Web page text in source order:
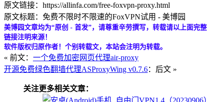
原文链接：https://allinfa.com/free-foxvpn-proxy.html
原文标题：免费不限时不限速的FoxVPN试用 - 美博园
美博园文章均为“原创 - 首发”，请尊重辛劳撰写，转载请以上面完整
链接注明来源！
软件版权归原作者！个别转载文，本站会注明为转载。
« 前文： 一个免费加密网页代理air-proxy
开源免费绿色翻墙代理ASProxyWing v0.7.6：后文 »
关注更多相关文章：